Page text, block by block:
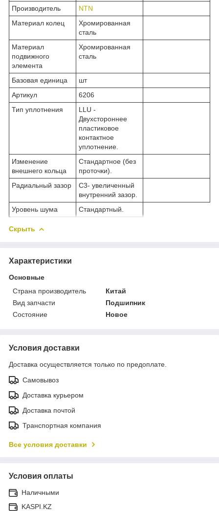
Производитель
NTN
Материал колец
Хромированная
сталь
Материал
подвижного
элемента
Хромированная
сталь
Базовая единица
шт
Артикул
6206
Тип уплотнения
LLU -
Двухстороннее
пластиковое
контактное
уплотнение.
Изменение
внешнего кольца
Стандартное (без
проточки).
Радиальный зазор
C3- увеличенный
внутренний зазор.
Уровень шума
Стандартный.
Скрыть
Характеристики
Основные
Страна производитель
Китай
Вид запчасти
Подшипник
Состояние
Новое
Условия доставки
Доставка осуществляется только по предоплате.
Самовывоз
Доставка курьером
Доставка почтой
Транспортная компания
Все условия доставки
Условия оплаты
Наличными
KASPI.KZ